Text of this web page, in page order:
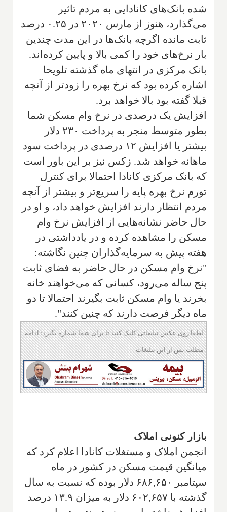
شده بانک‌های کانادایی به مردم تاثیر
می‌گذارد، هنوز از مارس ۲۰۲۰ در ۰.۲۵ درصد
ثابت مانده اگرچه بانک‌ها در این مدت چندین
بار نرخ‌های خود را کمی بالا و پایین کرده‌اند.
بانک مرکزی در انتهای ماه گذشته تلویحا
اشاره کرده بود که نرخ بهره را زودتر از آنچه
قبلا گفته بود بالا خواهد برد.
افزایش یک درصدی در نرخ وام مسکن شما
بطور متوسط منجر به پرداخت ۲۳۰ دلار
بیشتر یا افزایش ۱۲ درصدی در پرداخت سود
ماهانه خواهد شد. زکس نیز بر این باور است
که بانک مرکزی کانادا احتمالا برای کنترل
تورم نرخ بهره پایه را سریع‌تر و بیشتر از آنچه
مردم انتظار دارند افزایش خواهد داد، و او در
حال حاضر نشانه‌هایی از افزایش نرخ وام
مسکن را مشاهده کرده و در یادداشتی در
هفته پیش به سرمایه‌گذاران چنین نگاشته:
"نرخ وام مسکن در حال حاضر به فضای ثابت
پنج ساله می‌رود، کسانی که می‌خواهند خانه
بخرند یا وام مسکن ثابت بگیرند احتمالا تا دو
ماه دیگر فرصت دارند که چنین کنند".
لطفا روی عکس تبلیغاتی کلیک کنید تا برای شما شماره بگیرد؛ ادامه
مطلب پس از این تبلیغات
بازار کنونی املاک
انجمن املاک و مستغلات کانادا اعلام کرد که
میانگین قیمت مسکن در کشور در ماه
سپتامبر ۶۸۶,۶۵۰ دلار بوده که نسبت به سال
گذشته با ۶۰۲,۶۵۷ دلار به میزان ۱۳.۹ درصد